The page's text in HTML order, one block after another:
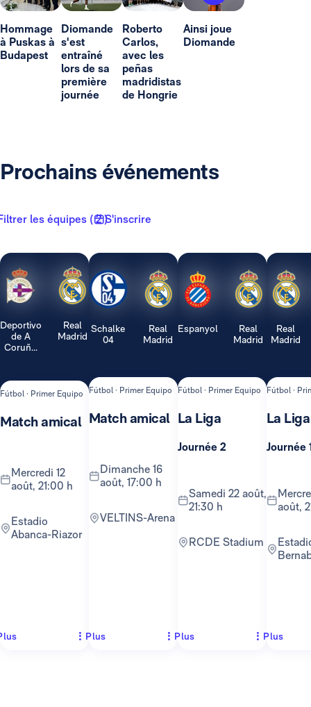
Hommage
à Puskas à
Budapest
Diomande
s'est
entraîné
lors de sa
première
journée
Roberto
Carlos,
avec les
peñas
madridistas
de Hongrie
Ainsi joue
Diomande
Prochains événements
les équipes ( 2 )S'inscrire
Deportivo
de A
Coruñ...
Real
Madrid
Fútbol · Primer Equipo
Match amical
mercredi 12
août, 21:00 h
Estadio
Abanca-Riazor
Schalke
04
Real
Madrid
Fútbol · Primer Equipo
Match amical
dimanche 16
août, 17:00 h
VELTINS-Arena
Plus
Espanyol
Real
Madrid
Fútbol · Primer Equipo
La Liga
Journée 2
samedi 22 août,
21:30 h
RCDE Stadium
Plus
Real
Madrid
Fútbol ·
La Liga
Journée
mercredi 26
août,
Estadio
Plus